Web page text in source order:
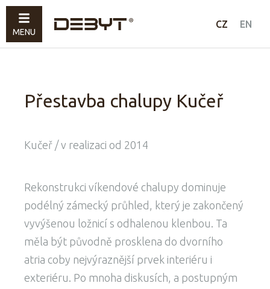
CZ EN
Práce
Volná tvorba
Kontakty
Přestavba chalupy Kučeř
Kučeř / v realizaci od 2014
Rekonstrukci víkendové chalupy dominuje
podélný zámecký průhled, který je zakončený
vyvýšenou ložnicí s odhalenou klenbou. Ta
měla být původně prosklena do dvorního
atria coby nejvýraznější prvek interiéru i
exteriéru. Po mnoha diskusích, a postupným
MENU